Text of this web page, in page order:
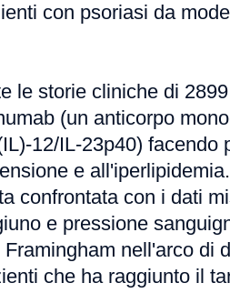
con psoriasi da
le storie cliniche di
(un anticorpo
12/IL-23p40) facendo
e
confrontata con i dati
e pressione
nell'arco di
che ha raggiunto il